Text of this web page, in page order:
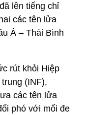
lên tiếng chỉ
các tên lửa
Á – Thái Bình
rút khỏi Hiệp
(INF),
các tên lửa
phó với mối đe